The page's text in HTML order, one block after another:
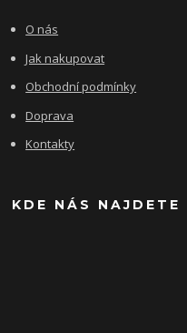
O nás
Jak nakupovat
Obchodní podmínky
Doprava
Kontakty
KDE NÁS NAJDETE